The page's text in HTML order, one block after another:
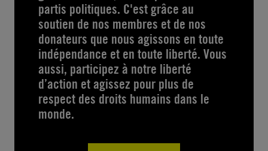
partis politiques. C'est grâce au
soutien de nos membres et de nos
donateurs que nous agissons en toute
indépendance et en toute liberté. Vous
aussi, participez à notre liberté
d’action et agissez pour plus de
respect des droits humains dans le
monde.